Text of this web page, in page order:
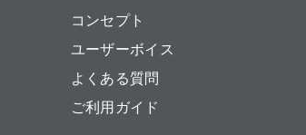
コンセプト
ユーザーボイス
よくある質問
ご利用ガイド